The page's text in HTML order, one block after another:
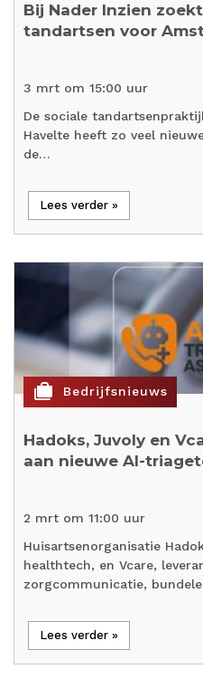
Bij Nader Inzien
tandartsen voor
3 mrt om 15:00 uur
De sociale
Havelte heeft zo veel
de…
Lees verder »
cases Bedrijfsnieuws
Hadoks, Juvoly en
aan nieuwe AI-
2 mrt om 11:00 uur
Huisartsenorganisatie
healthtech, en Vcare,
zorgcommunicatie,
Lees verder »